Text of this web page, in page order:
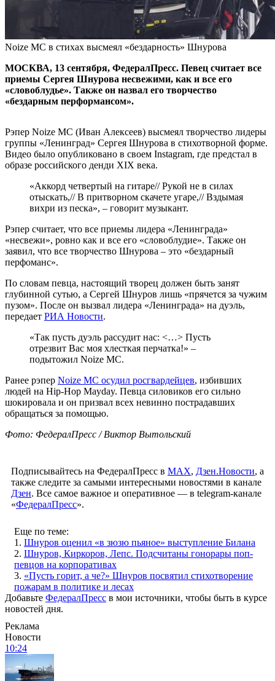
Noize MC в стихах высмеял «бездарность» Шнурова
МОСКВА, 13 сентября, ФедералПресс. Певец считает все
приемы Сергея Шнурова несвежими, как и все его
«словоблудье». Также он назвал его творчество
«бездарным перформансом».
Рэпер Noize MC (Иван Алексеев) высмеял творчество лидеры
группы «Ленинград» Сергея Шнурова в стихотворной форме.
Видео было опубликовано в своем Instagram, где предстал в
образе российского денди XIX века.
«Аккорд четвертый на гитаре// Рукой не в силах
отыскать,// В притворном скачете угаре,// Вздымая
вихри из песка», – говорит музыкант.
Рэпер считает, что все приемы лидера «Ленинграда»
«несвежи», ровно как и все его «словоблудие». Также он
заявил, что все творчество Шнурова – это «бездарный
перфоманс».
По словам певца, настоящий творец должен быть занят
глубинной сутью, а Сергей Шнуров лишь «прячется за чужим
пузом». После он вызвал лидера «Ленинграда» на дуэль,
передает РИА Новости.
«Так пусть дуэль рассудит нас: <…> Пусть
отрезвит Вас моя хлесткая перчатка!» –
подытожил Noize MC.
Ранее рэпер Noize MC осудил росгвардейцев, избивших
людей на Hip-Hop Mayday. Певца силовиков его сильно
шокировала и он призвал всех невинно пострадавших
обращаться за помощью.
Фото: ФедералПресс / Виктор Вытольский
Подписывайтесь на ФедералПресс в МАХ, Дзен.Новости, а
также следите за самыми интересными новостями в канале
Дзен. Все самое важное и оперативное — в telegram-канале
«ФедералПресс».
Еще по теме:
1. Шнуров оценил «в зюзю пьяное» выступление Билана
2. Шнуров, Киркоров, Лепс. Подсчитаны гонорары поп-
певцов на корпоративах
3. «Пусть горит, а че?» Шнуров посвятил стихотворение
пожарам в политике и лесах
Добавьте ФедералПресс в мои источники, чтобы быть в курсе
новостей дня.
Реклама
Новости
10:24